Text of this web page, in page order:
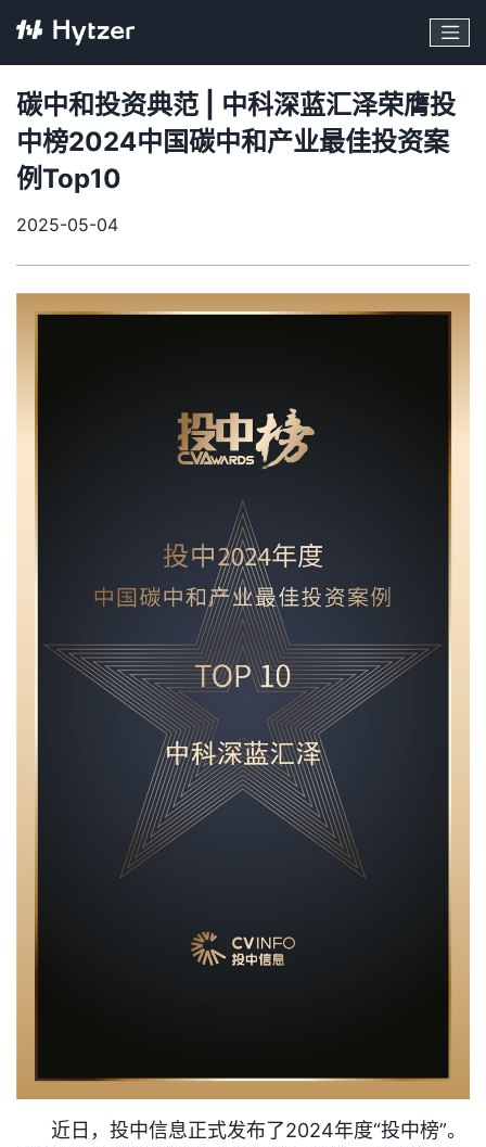
碳中和投资典范 | 中科深蓝汇泽荣膺投
中榜2024中国碳中和产业最佳投资案
例Top10
2025-05-04
近日，投中信息正式发布了2024年度“投中榜”。